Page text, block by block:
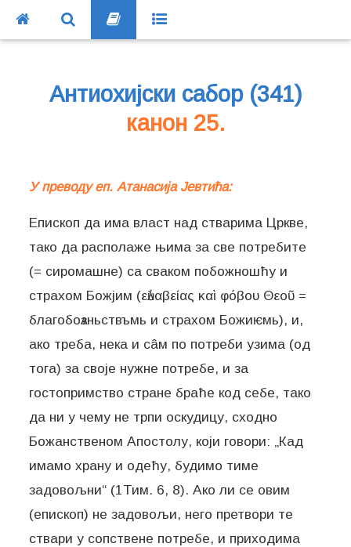
Антиохијски сабор (341)
канон 25.
У преводу еп. Атанасија Јевтића:
Епископ да има власт над стварима Цркве,
тако да располаже њима за све потребите
(= сиромашне) са сваком побожношћу и
страхом Божјим (εὐλαβείας καὶ φόβου Θεοῦ =
благобоѧзньствъмь и страхом Божиѥмь), и,
ако треба, нека и сâм по потреби узима (од
тога) за своје нужне потребе, и за
гостопримство стране браће код себе, тако
да ни у чему не трпи оскудицу, сходно
Божанственом Апостолу, који говори: „Кад
имамо храну и одећу, будимо тиме
задовољни“ (1Тим. 6, 8). Ако ли се овим
(епископ) не задовољи, него претвори те
ствари у сопствене потребе, и приходима